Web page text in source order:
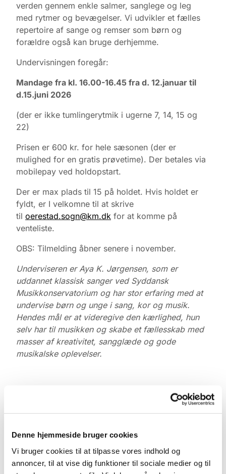
Denne hjemmeside bruger cookies
Vi bruger cookies til at tilpasse vores indhold og
annoncer, til at vise dig funktioner til sociale medier og til
verden gennem enkle salmer, sanglege og leg
med rytmer og bevægelser. Vi udvikler et fælles
repertoire af sange og remser som børn og
forældre også kan bruge derhjemme.
Undervisningen foregår:
Mandage fra kl. 16.00-16.45 fra d. 12.januar til
d.15.juni 2026
(der er ikke tumlingerytmik i ugerne 7, 14, 15 og
22)
Prisen er 600 kr. for hele sæsonen (der er
mulighed for en gratis prøvetime). Der betales via
mobilepay ved holdopstart.
Der er max plads til 15 på holdet. Hvis holdet er
fyldt, er I velkomne til at skrive
til oerestad.sogn@km.dk for at komme på
venteliste.
OBS: Tilmelding åbner senere i november.
Underviseren er Aya K. Jørgensen, som er
uddannet klassisk sanger ved Syddansk
Musikkonservatorium og har stor erfaring med at
undervise børn og unge i sang, kor og musik.
Hendes mål er at videregive den kærlighed, hun
selv har til musikken og skabe et fællesskab med
masser af kreativitet, sangglæde og gode
musikalske oplevelser.